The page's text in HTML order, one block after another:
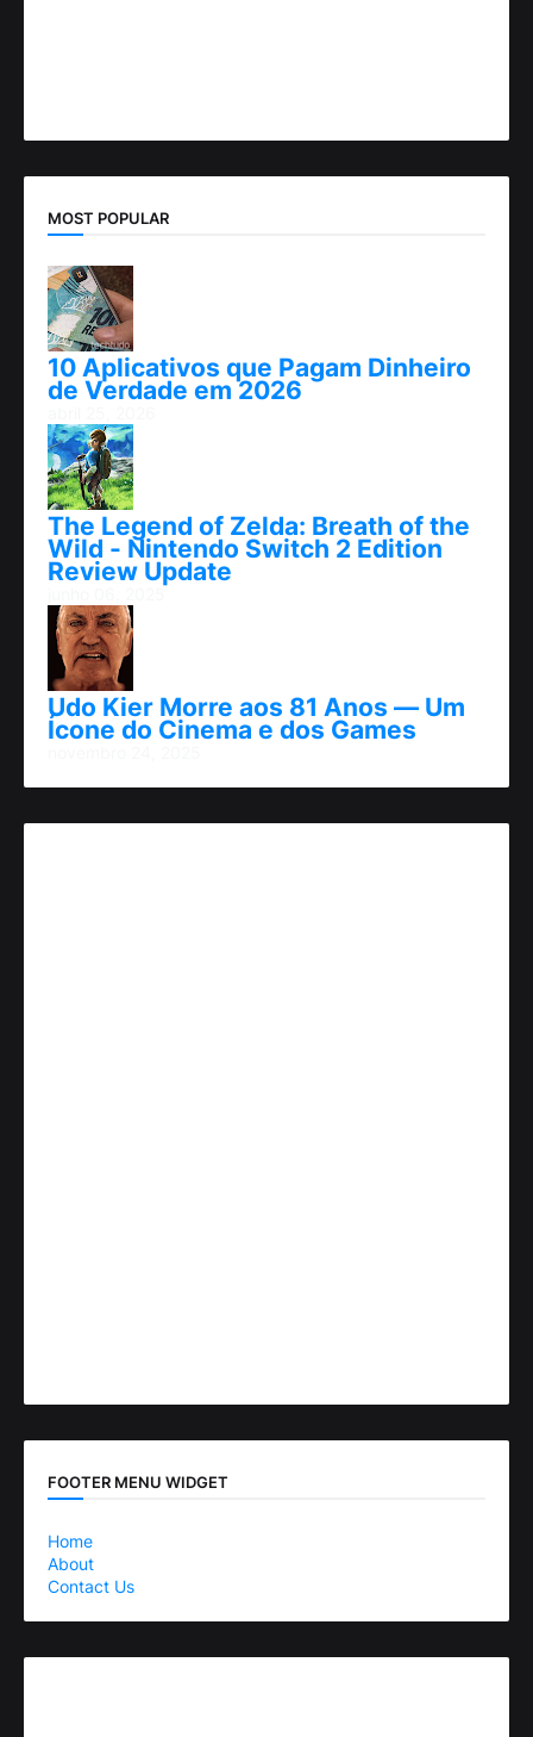
MOST POPULAR
10 Aplicativos que Pagam Dinheiro
de Verdade em 2026
The Legend of Zelda: Breath of the
Wild - Nintendo Switch 2 Edition
Review Update
Udo Kier Morre aos 81 Anos — Um
Ícone do Cinema e dos Games
FOOTER MENU WIDGET
Home
About
Contact Us